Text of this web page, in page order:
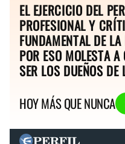
EL EJERCICIO DEL
PROFESIONAL Y
FUNDAMENTAL DE
POR ESO MOLESTA A
SER LOS DUEÑOS DE
HOY MÁS QUE NUNCA